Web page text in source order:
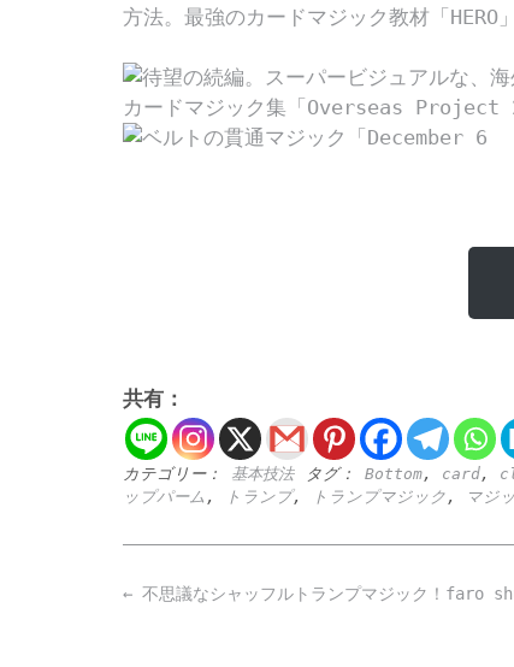
共有：
カテゴリー： 基本技法 タグ： Bottom, card,
ップパーム , トランプ, トランプマジック , マジ
Post
← 不思議なシャッフルトランプマジック！